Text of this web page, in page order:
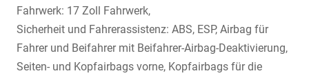
Fahrwerk: 17 Zoll Fahrwerk,
Sicherheit und Fahrerassistenz: ABS, ESP, Airbag für
Fahrer und Beifahrer mit Beifahrer-Airbag-Deaktivierung,
Seiten- und Kopfairbags vorne, Kopfairbags für die